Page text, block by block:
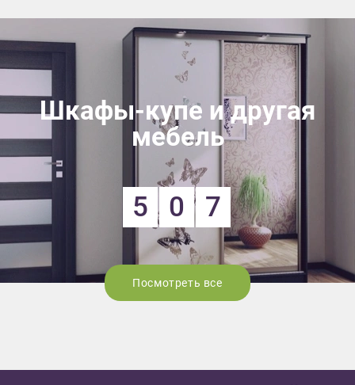
Шкафы-купе и другая
мебель
5 0 7
Посмотреть все